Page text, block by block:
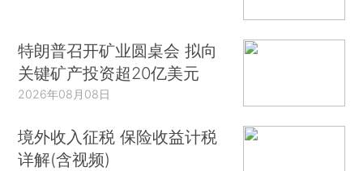
特朗普召开矿业圆桌会 拟向
关键矿产投资超20亿美元
2026年08月08日
境外收入征税 保险收益计税
详解(含视频)